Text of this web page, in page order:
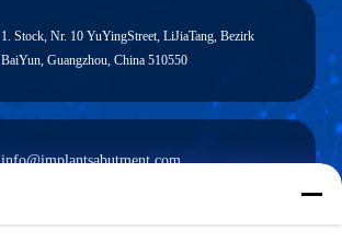
1. Stock, Nr. 10 YuYingStreet, LiJiaTang, Bezirk
BaiYun, Guangzhou, China 510550
info@implantsabutment.com